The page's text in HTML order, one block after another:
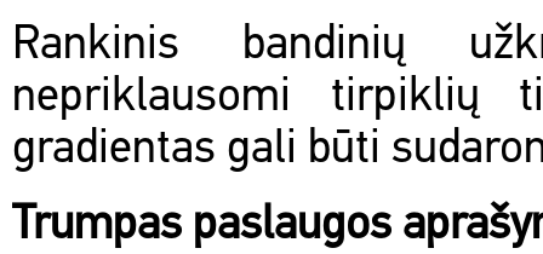
Rankinis bandinių
nepriklausomi tirpiklių
gradientas gali būti
Trumpas paslaugos